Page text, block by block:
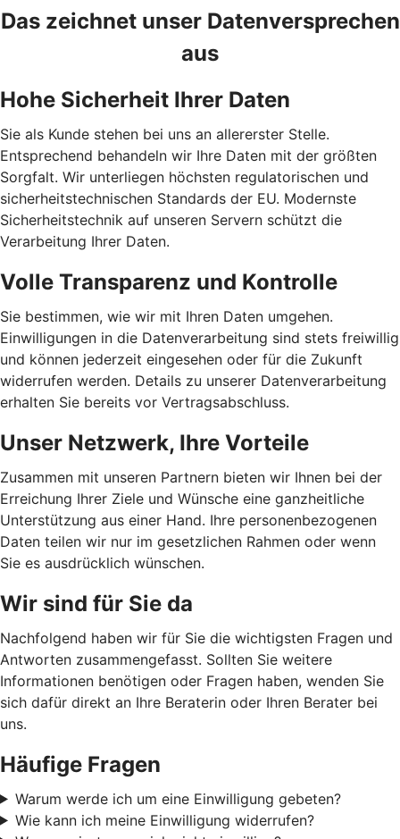
Das zeichnet unser Datenversprechen
aus
Hohe Sicherheit Ihrer Daten
Sie als Kunde stehen bei uns an allererster Stelle.
Entsprechend behandeln wir Ihre Daten mit der größten
Sorgfalt. Wir unterliegen höchsten regulatorischen und
sicherheitstechnischen Standards der EU. Modernste
Sicherheitstechnik auf unseren Servern schützt die
Verarbeitung Ihrer Daten.
Volle Transparenz und Kontrolle
Sie bestimmen, wie wir mit Ihren Daten umgehen.
Einwilligungen in die Datenverarbeitung sind stets freiwillig
und können jederzeit eingesehen oder für die Zukunft
widerrufen werden. Details zu unserer Datenverarbeitung
erhalten Sie bereits vor Vertragsabschluss.
Unser Netzwerk, Ihre Vorteile
Zusammen mit unseren Partnern bieten wir Ihnen bei der
Erreichung Ihrer Ziele und Wünsche eine ganzheitliche
Unterstützung aus einer Hand. Ihre personenbezogenen
Daten teilen wir nur im gesetzlichen Rahmen oder wenn
Sie es ausdrücklich wünschen.
Wir sind für Sie da
Nachfolgend haben wir für Sie die wichtigsten Fragen und
Antworten zusammengefasst. Sollten Sie weitere
Informationen benötigen oder Fragen haben, wenden Sie
sich dafür direkt an Ihre Beraterin oder Ihren Berater bei
uns.
Häufige Fragen
Warum werde ich um eine Einwilligung gebeten?
Wie kann ich meine Einwilligung widerrufen?